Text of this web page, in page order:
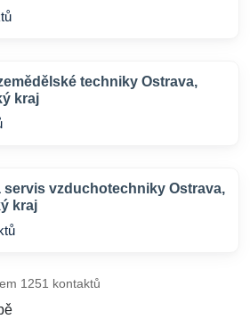
techniky Ostrava,
kraj
servis vzduchotechniky Ostrava,
kraj
1251 kontaktů